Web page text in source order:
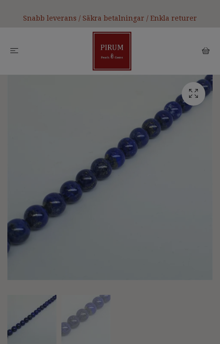
Snabb leverans / Säkra betalningar / Enkla returer